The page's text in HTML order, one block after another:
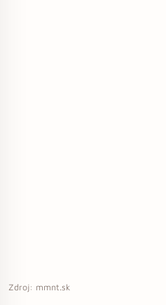
Zdroj: mmnt.sk